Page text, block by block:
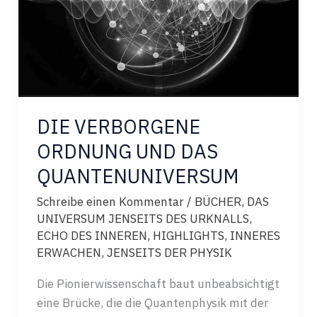
DIE VERBORGENE
ORDNUNG UND DAS
QUANTENUNIVERSUM
Schreibe einen Kommentar / BÜCHER, DAS
UNIVERSUM JENSEITS DES URKNALLS,
ECHO DES INNEREN, HIGHLIGHTS, INNERES
ERWACHEN, JENSEITS DER PHYSIK
Die Pionierwissenschaft baut unbeabsichtigt
eine Brücke, die die Quantenphysik mit der